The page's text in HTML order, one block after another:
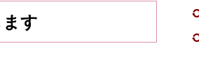
す